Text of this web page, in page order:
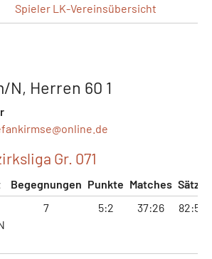
Spieler LK-Vereinsübersicht
N, Herren 60 1
online.de
Gr. 071
Begegnungen Punkte Matches Sätze
7 5:2 37:26 82:56